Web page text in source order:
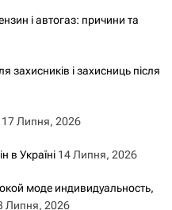
і автогаз: причини та
захисників і захисниць після
17 Липня, 2026
в Україні 14 Липня, 2026
моде индивидуальность,
Липня, 2026